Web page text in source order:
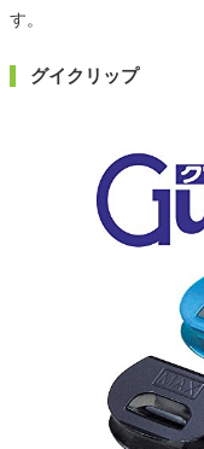
す。
グイクリップ